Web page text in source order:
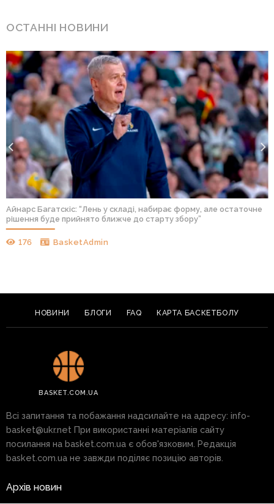
ОСТАННІ НОВИНИ
Айнарс Багатскіс: “Лень у складі, набирає форму, але остаточне
рішення буде прийнято ближче до старту збору”
176 BasketAdmin
НОВИНИ БЛОГИ FAQ КАРТА БАСКЕТБОЛУ
BASKET.COM.UA
Всі запитання та побажання надсилайте на адресу: info-
basket@ukr.net При використанні матеріалів сайту
посилання на basket.com.ua є обов'язковим. Редакція
basket.com.ua не завжди поділяє позицію авторів.
Архів новин